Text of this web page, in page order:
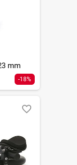
mm
-18%